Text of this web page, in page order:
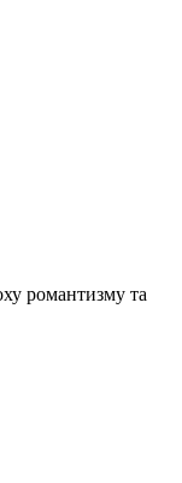
романтизму та